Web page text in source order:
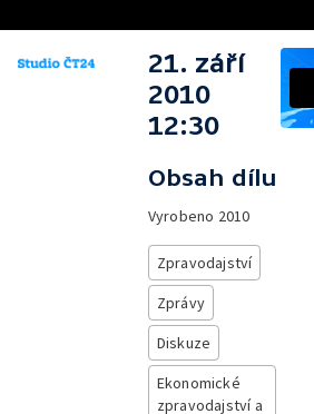
21. září
2010
12:30
Obsah dílu
Vyrobeno 2010
Zpravodajství
Zprávy
Diskuze
Ekonomické
zpravodajství a